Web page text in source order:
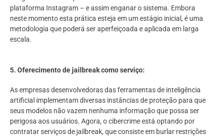
plataforma Instagram – e assim enganar o sistema. Embora
neste momento esta prática esteja em um estágio inicial, é uma
metodologia que poderá ser aperfeiçoada e aplicada em larga
escala.
5. Oferecimento de jailbreak como serviço:
As empresas desenvolvedoras das ferramentas de inteligência
artificial implementam diversas instâncias de proteção para que
seus modelos não vazem nenhuma informação que possa ser
perigosa aos usuários. Agora, o cibercrime está optando por
contratar serviços de jailbreak, que consiste em burlar restrições